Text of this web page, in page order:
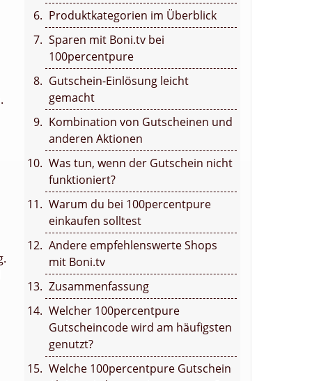
Produktkategorien im Überblick
Sparen mit Boni.tv bei
100percentpure
Gutschein-Einlösung leicht
gemacht
Kombination von Gutscheinen und
anderen Aktionen
Was tun, wenn der Gutschein nicht
funktioniert?
Warum du bei 100percentpure
einkaufen solltest
Andere empfehlenswerte Shops
mit Boni.tv
Zusammenfassung
Welcher 100percentpure
Gutscheincode wird am häufigsten
genutzt?
Welche 100percentpure Gutschein